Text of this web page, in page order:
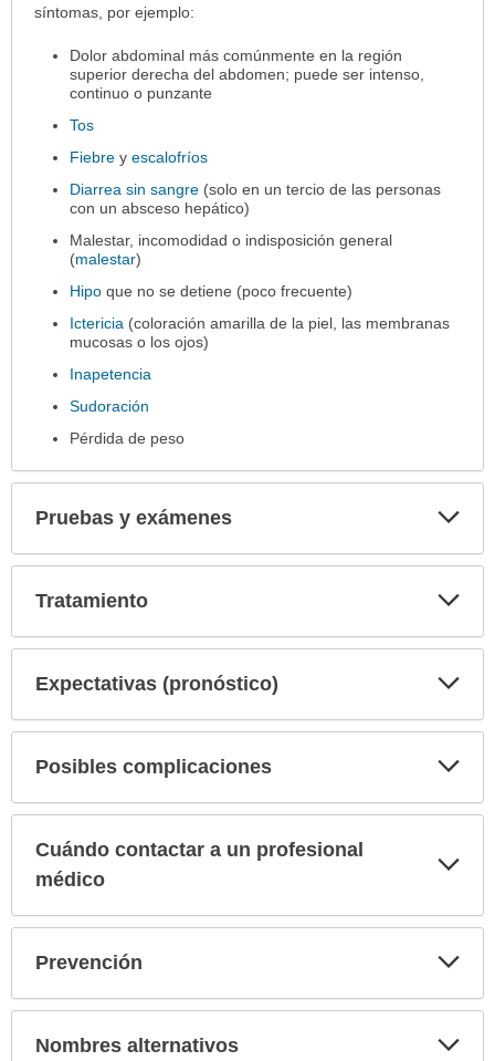
sidosíntomas, por ejemplo:
Dolor abdominal más comúnmente en la región
superior derecha del abdomen; puede ser intenso,
continuo o punzante
Tos
Fiebre yescalofríos
Diarrea sin sangre (solo en un tercio de las personas
con un absceso hepático)
Malestar, incomodidad o indisposición general
(malestar)
Hipo que no se detiene (poco frecuente)
Ictericia (coloración amarilla de la piel, las membranas
mucosas o los ojos)
Inapetencia
Sudoración
Pérdida de peso
Pruebas y exámenes
Tratamiento
Expectativas (pronóstico)
Posibles complicaciones
Cuándo contactar a un profesional
médico
Prevención
Nombres alternativos